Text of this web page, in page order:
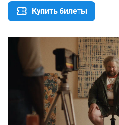
Купить билеты